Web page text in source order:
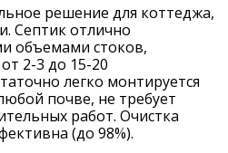
решение для коттеджа,
Септик отлично
объемами стоков,
2-3 до 15-20
легко монтируется
почве, не требует
работ. Очистка
(до 98%).